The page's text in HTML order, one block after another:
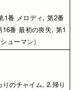
1番 メロディ, 第2番
番 最初の喪失, 第1
ューマン）
りのチャイム, 2.帰り